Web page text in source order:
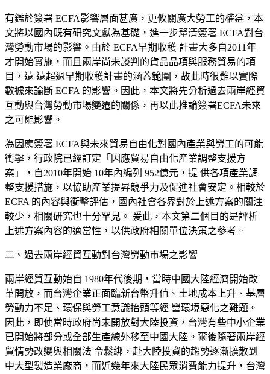
有鑑於簽署 ECFA影響層面甚廣，更攸關廣大勞工的權益，本
文將以國內既有研究文獻為基礎，進一步釐清簽署 ECFA對台
灣勞動市場的影響。由於 ECFA早期收穫 計畫大多自2011年
才開始實施，而且兩岸尚未談判的貨品品項與服務貿易的項
目，遠 遠超過早期收穫計畫的涵蓋範圍，故此時很難以實際
數據來論斷 ECFA 的影響。因此，本文將先分析過去兩岸經貿
互動與台灣勞動市場變遷的關係，再以此推論簽署ECFA未來
之可能影響。
為因應簽署 ECFA與未來貿易自由化對國內產業與勞工的可能
衝擊，行政院已經訂定「因應貿易自由化產業調整支援方
案 」，自2010年開始 10年內編列 952億元，提 供各項產業調
整支援措施，以協助產業提昇競爭力及促進社會安定。相較於
ECFA 的內容與衝擊評估，國內社會各界對於上述方案的關注
較少，相關研究也十分罕見。 爰此，本文第二個目的是評析
上述方案內容的適當性，以供政府相關單位決策之參考。
二、過去兩岸經貿互動對台灣勞動市場之影響
兩岸經貿互動始自 1980年代後期，當時中國大陸經濟開始改
革開放，而台灣企業正面臨新台幣升值、土地成本上升、基層
勞動力不足、環保與勞工意識抬頭等經 營環境惡化之難題。
因此，即使當時政府尚未開放對大陸投資，台灣有些中小企業
已開始將部分或全部生產線外移至中國大陸。爾後隨著兩岸經
貿情勢改變與相關法 令鬆綁，赴大陸投資的趨勢逐漸擴散到
中大型製造業廠商，而近幾年來大陸民眾消費能力提升，台灣